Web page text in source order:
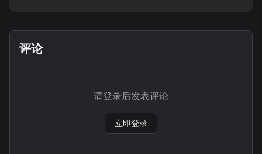
评论
请登录后发表评论
立即登录